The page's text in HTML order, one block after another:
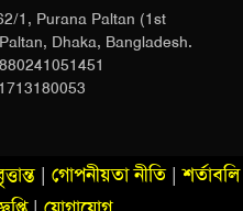
1, Purana Paltan (1st
Paltan, Dhaka, Bangladesh.
| গোপনীয়তা নীতি|শর্তাবলি